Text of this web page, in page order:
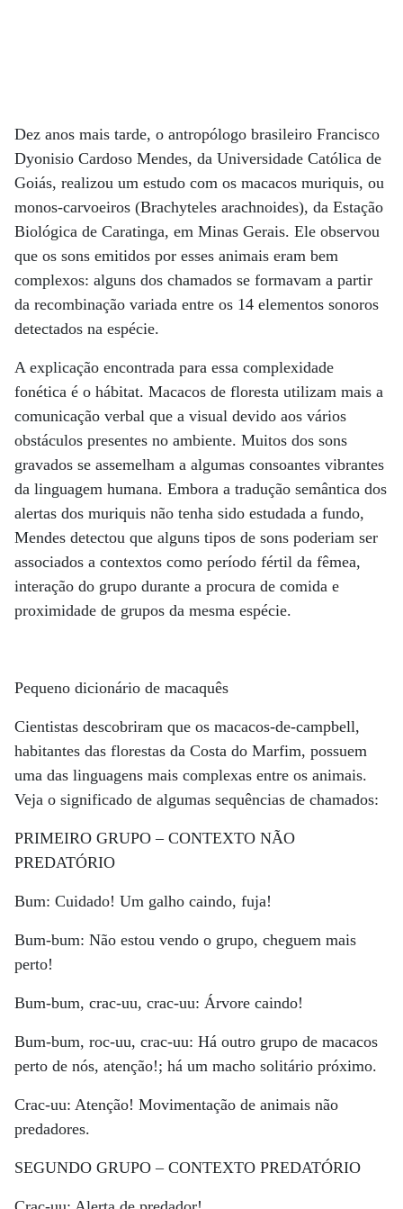
Dez anos mais tarde, o antropólogo brasileiro Francisco
Dyonisio Cardoso Mendes, da Universidade Católica de
Goiás, realizou um estudo com os macacos muriquis, ou
monos-carvoeiros (Brachyteles arachnoides), da Estação
Biológica de Caratinga, em Minas Gerais. Ele observou
que os sons emitidos por esses animais eram bem
complexos: alguns dos chamados se formavam a partir
da recombinação variada entre os 14 elementos sonoros
detectados na espécie.
A explicação encontrada para essa complexidade
fonética é o hábitat. Macacos de floresta utilizam mais a
comunicação verbal que a visual devido aos vários
obstáculos presentes no ambiente. Muitos dos sons
gravados se assemelham a algumas consoantes vibrantes
da linguagem humana. Embora a tradução semântica dos
alertas dos muriquis não tenha sido estudada a fundo,
Mendes detectou que alguns tipos de sons poderiam ser
associados a contextos como período fértil da fêmea,
interação do grupo durante a procura de comida e
proximidade de grupos da mesma espécie.
Pequeno dicionário de macaquês
Cientistas descobriram que os macacos-de-campbell,
habitantes das florestas da Costa do Marfim, possuem
uma das linguagens mais complexas entre os animais.
Veja o significado de algumas sequências de chamados:
PRIMEIRO GRUPO – CONTEXTO NÃO
PREDATÓRIO
Bum: Cuidado! Um galho caindo, fuja!
Bum-bum: Não estou vendo o grupo, cheguem mais
perto!
Bum-bum, crac-uu, crac-uu: Árvore caindo!
Bum-bum, roc-uu, crac-uu: Há outro grupo de macacos
perto de nós, atenção!; há um macho solitário próximo.
Crac-uu: Atenção! Movimentação de animais não
predadores.
SEGUNDO GRUPO – CONTEXTO PREDATÓRIO